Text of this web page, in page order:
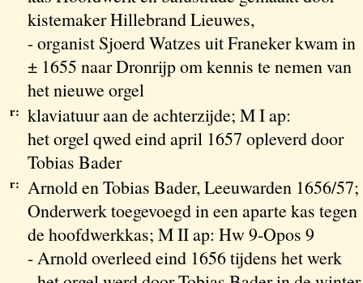
kistemaker Hillebrand Lieuwes,
- organist Sjoerd Watzes uit Franeker kwam in
± 1655 naar Dronrijp om kennis te nemen van
het nieuwe orgel
r: klaviatuur aan de achterzijde; M I ap:
het orgel qwed eind april 1657 opleverd door
Tobias Bader
r: Arnold en Tobias Bader, Leeuwarden 1656/57;
Onderwerk toegevoegd in een aparte kas tegen
de hoofdwerkkas; M II ap: Hw 9-Opos 9
- Arnold overleed eind 1656 tijdens het werk